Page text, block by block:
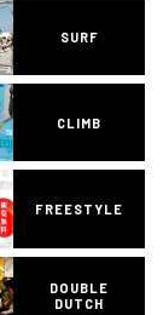
SURF
CLIMB
FREESTYLE
DOUBLE
DUTCH